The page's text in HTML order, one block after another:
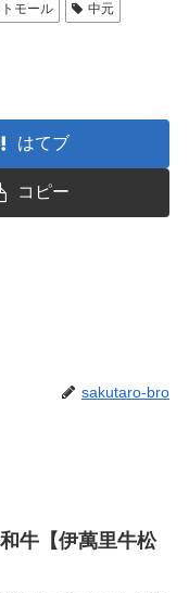
モール 中元
はてブ
コピー
sakutaro-bro
牛【伊萬里牛松